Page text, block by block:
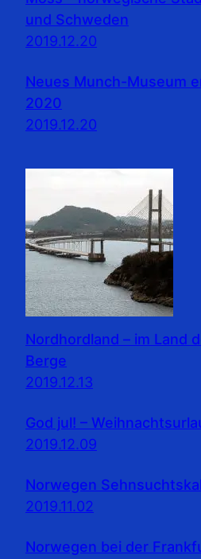
und Schweden
2019.12.20
Neues Munch-Museum
2020
2019.12.20
Nordhordland – im Land
Berge
2019.12.13
God jul! –
2019.12.09
Norwegen
2019.11.02
Norwegen bei der